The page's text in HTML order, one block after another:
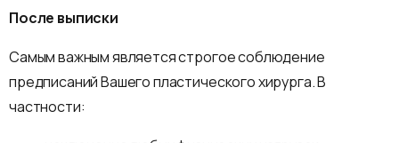
После выписки
Самым важным является строгое соблюдение
предписаний Вашего пластического хирурга. В
частности: